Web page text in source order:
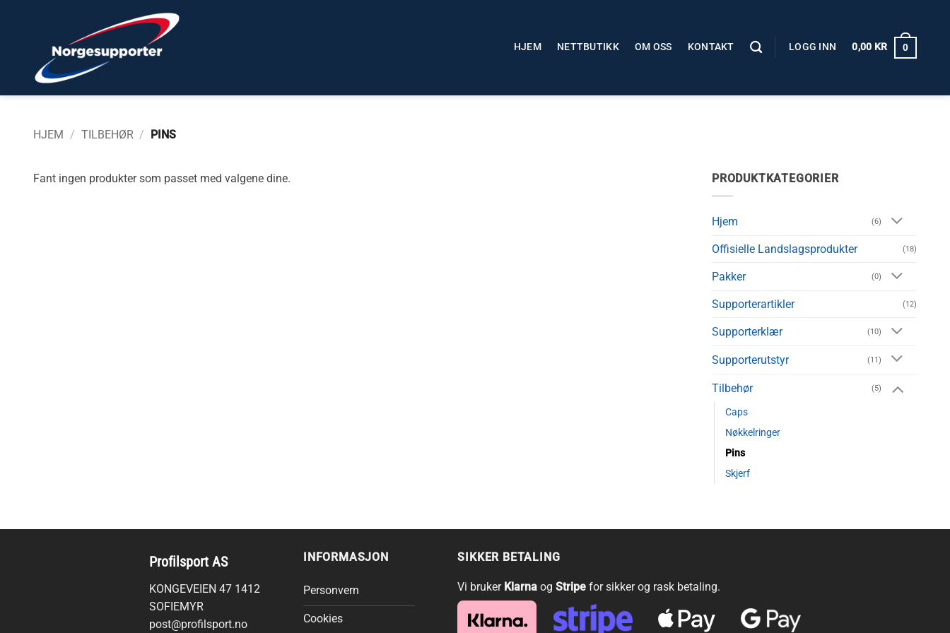
HJEM NETTBUTIKK OM OSS KONTAKT LOGG INN 0,00 KR 0
HJEM / TILBEHØR / PINS
Fant ingen produkter som passet med valgene dine. PRODUKTKATEGORIER
Hjem (6)
Offisielle Landslagsprodukter (18)
Pakker (0)
Supporterartikler (12)
Supporterklær (10)
Supporterutstyr (11)
Tilbehør (5)
Caps
Nøkkelringer
Pins
Skjerf
Profilsport AS
KONGEVEIEN 47 1412
SOFIEMYR
post@profilsport.no
INFORMASJON
Personvern
Cookies
SIKKER BETALING
Vi bruker Klarna ogStripe for sikker og rask betaling.